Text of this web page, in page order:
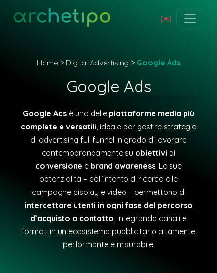
✉️
Home > Digital Advertising > Google Ads
Google Ads
Google Ads è una delle piattaforme media più
complete e versatili, ideale per gestire strategie
di advertising full funnel in grado di lavorare
contemporaneamente su obiettivi di
conversione e brand awareness. Le sue
potenzialità – dall’intento di ricerca alle
campagne display e video – permettono di
intercettare utenti in ogni fase del percorso
d’acquisto o contatto, integrando canali e
formati in un ecosistema pubblicitario altamente
performante e misurabile.